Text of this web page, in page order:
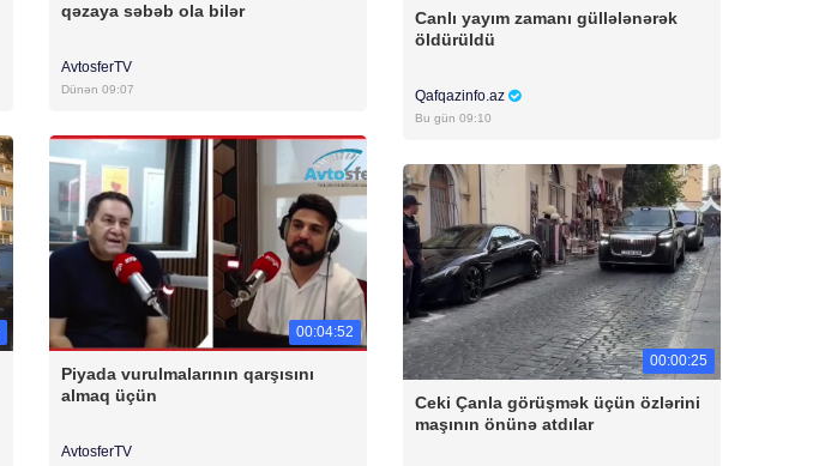
qəzaya səbəb ola bilər
AvtosferTV
Dünən 09:07
00:04:52
Piyada vurulmalarının qarşısını
almaq üçün
AvtosferTV
Canlı yayım zamanı güllələnərək
öldürüldü
Qafqazinfo.az
Bu gün 09:10
00:00:25
Ceki Çanla görüşmək üçün özlərini
maşının önünə atdılar